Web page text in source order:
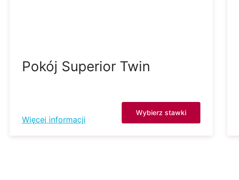
Pokój Superior Twin
Więcej informacji
Wybierz stawki